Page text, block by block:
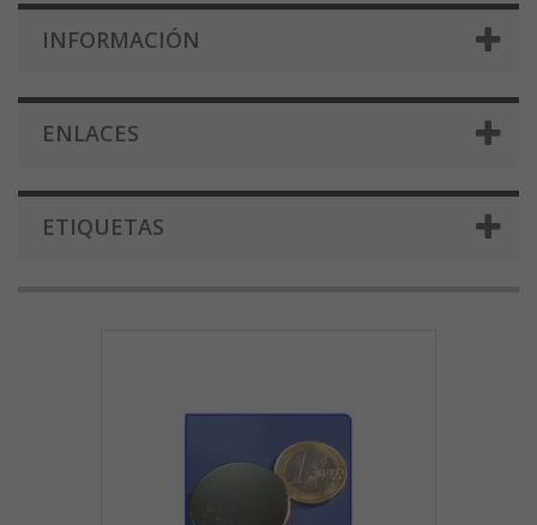
INFORMACIÓN
ENLACES
ETIQUETAS